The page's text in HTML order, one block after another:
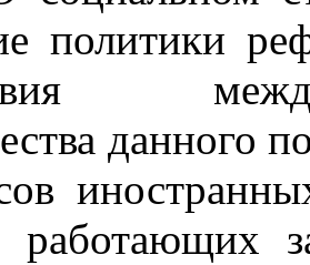
политики
данного
работающих